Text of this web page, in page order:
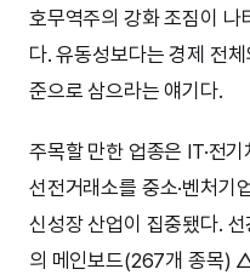
호무역주의 강화 조짐이 나
다. 유동성보다는 경제 전
준으로 삼으라는 얘기다.
주목할 만한 업종은 IT·전
선전거래소를 중소·벤처기
신성장 산업이 집중됐다.
의 메인보드(267개 종목)